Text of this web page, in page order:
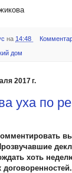
на 14:48
дом
2017 г.
уха по
хоть